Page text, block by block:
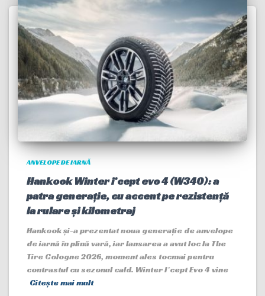
ANVELOPE DE IARNĂ
Hankook Winter i*cept evo 4 (W340): a
patra generație, cu accent pe rezistență
la rulare și kilometraj
Hankook și-a prezentat noua generație de anvelope
de iarnă în plină vară, iar lansarea a avut loc la The
Tire Cologne 2026, moment ales tocmai pentru
contrastul cu sezonul cald. Winter I*cept Evo 4 vine
Citește mai mult